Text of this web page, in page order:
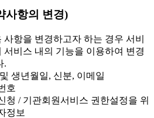
사항의 변경)
사항을 변경하고자 하는 경우 서비
서비스 내의 기능을 이용하여 변경
.
생년월일, 신분, 이메일
호
청 / 기관회원서비스 권한설정을 위
정보